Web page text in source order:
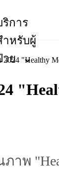
ริการ
ำหรับผู้
วย"Healthy
พ